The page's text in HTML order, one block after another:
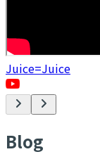
Juice=Juice
Blog